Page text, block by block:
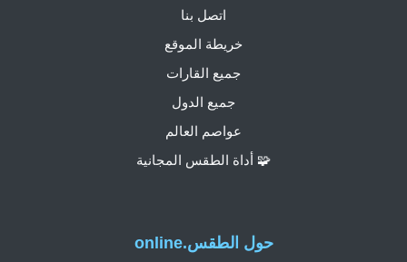
حول الطقس.online
اتصل بنا
خريطة الموقع
جميع القارات
جميع الدول
عواصم العالم
🧩 أداة الطقس المجانية